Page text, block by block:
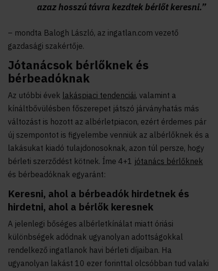
azaz hosszú távra kezdtek bérlőt keresni.”
– mondta Balogh László, az ingatlan.com vezető
gazdasági szakértője.
Jótanácsok bérlőknek és
bérbeadóknak
Az utóbbi évek lakáspiaci tendenciái, valamint a
kínáltbővülésben főszerepet játszó járványhatás más
változást is hozott az albérletpiacon, ezért érdemes pár
új szempontot is figyelembe venniük az albérlőknek és a
lakásukat kiadó tulajdonosoknak, azon túl persze, hogy
bérleti szerződést kötnek. Íme 4+1 jótanács bérlőknek
és bérbeadóknak egyaránt:
Keresni, ahol a bérbeadók hirdetnek és
hirdetni, ahol a bérlők keresnek
A jelenlegi bőséges albérletkínálat miatt óriási
különbségek adódnak ugyanolyan adottságokkal
rendelkező ingatlanok havi bérleti díjaiban. Ha
ugyanolyan lakást 10 ezer forinttal olcsóbban tud valaki